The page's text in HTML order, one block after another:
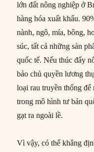
lớn đất nông nghiệp ở
hàng hóa xuất khẩu.
nành, ngô, mía, bông,
súc, tất cả những sản
quốc tế. Nếu thúc đẩy
bảo chủ quyền lương
loại rau truyền thống
trong mô hình tư bản
gạt ra ngoài lề.
Vì vậy, có thể khẳng